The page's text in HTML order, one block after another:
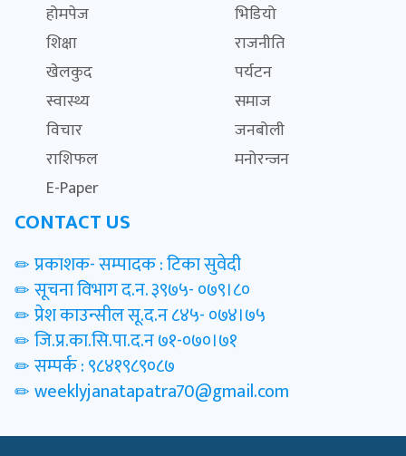
होमपेज
भिडियो
शिक्षा
राजनीति
खेलकुद
पर्यटन
स्वास्थ्य
समाज
विचार
जनबोली
राशिफल
मनोरन्जन
E-Paper
CONTACT US
प्रकाशक- सम्पादक : टिका सुवेदी
सूचना विभाग द.न. ३९७५- ०७९।८०
प्रेश काउन्सील सू.द.न ८४५- ०७४।७५
जि.प्र.का.सि.पा.द.न ७१-०७०।७१
सम्पर्क : ९८४१९८९०८७
weeklyjanatapatra70@gmail.com